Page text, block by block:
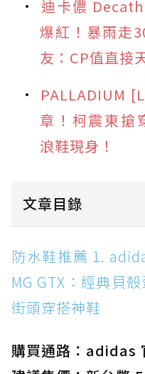
迪卡儂
爆紅！暴雨走
友：CP值直接
PALLADIUM
章！柯震東搶
浪鞋現身！
文章目錄
防水鞋推薦 1.
MG GTX：經典貝
頭穿搭神鞋
防水鞋推薦 2.
防水鞋推薦 3.
防水鞋推薦 1.
MG GTX：經典貝
街頭穿搭神鞋
購買通路：adidas